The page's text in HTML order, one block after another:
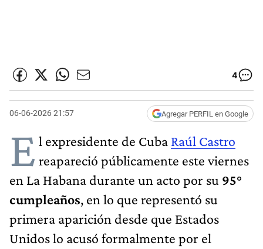
4
06-06-2026 21:57 Agregar PERFIL en Google
E l expresidente de Cuba Raúl Castro
reapareció públicamente este viernes
en La Habana durante un acto por su 95°
cumpleaños, en lo que representó su
primera aparición desde que Estados
Unidos lo acusó formalmente por el